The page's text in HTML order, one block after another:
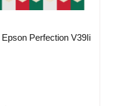
Perfection V39Ii